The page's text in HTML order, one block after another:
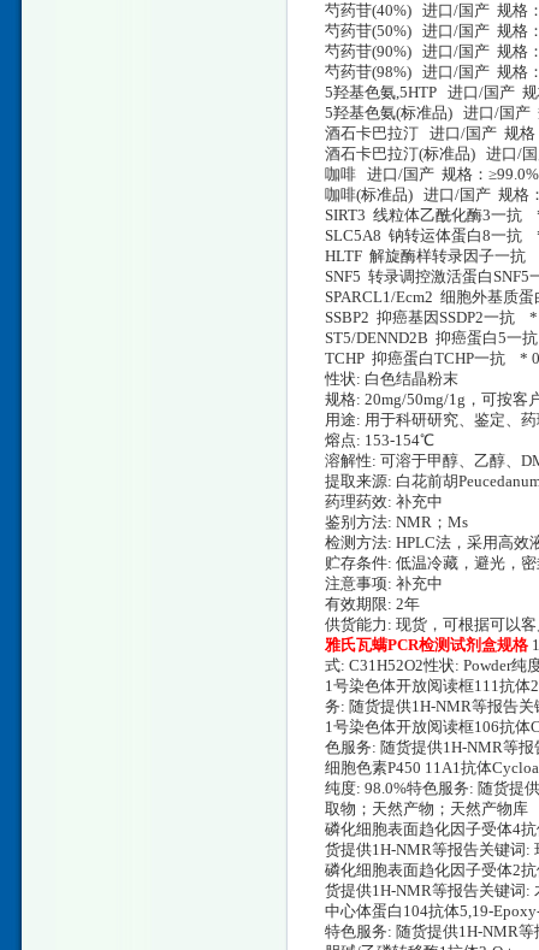
芍药苷(40%) 进口/国产 规格
芍药苷(50%) 进口/国产 规格
芍药苷(90%) 进口/国产 规格
芍药苷(98%) 进口/国产 规格
5羟基色氨,5HTP 进口/国产
5羟基色氨(标准品) 进口/国产
酒石卡巴拉汀 进口/国产 规格
酒石卡巴拉汀(标准品) 进口/
咖啡 进口/国产 规格：
咖啡(标准品) 进口/国产 规格
SIRT3 线粒体乙酰化酶3一抗
SLC5A8 钠转运体蛋白8一抗
HLTF 解旋酶样转录因子一抗
SNF5 转录调控激活蛋白
SPARCL1/Ecm2 细胞外基质
SSBP2 抑癌基因SSDP2一抗 *
ST5/DENND2B 抑癌蛋白5一
TCHP 抑癌蛋白TCHP一抗 *
性状: 白色结晶粉末
规格: 20mg/50mg/1g，可按客
用途: 用于科研研究、鉴定、
熔点: 153-154℃
溶解性: 可溶于甲醇、乙醇、
提取来源: 白花前胡
药理药效: 补充中
鉴别方法: NMR；Ms
检测方法: HPLC法，采用高效
贮存条件: 低温冷藏，避光，
注意事项: 补充中
有效期限: 2年
供货能力: 现货，可根据可以
雅氏瓦螨PCR检测试剂盒规格
式: C31H52O2性状: Powder
1号染色体开放阅读框111抗体
务: 随货提供1H-NMR等报告
1号染色体开放阅读框106抗体
色服务: 随货提供1H-NMR等
细胞色素P450 11A1抗体
纯度: 98.0%特色服务: 随货提
取物；天然产物；天然产物库
磷化细胞表面趋化因子受体4
货提供1H-NMR等报告关键词:
磷化细胞表面趋化因子受体2
货提供1H-NMR等报告关键词:
中心体蛋白104抗体5,19-
特色服务: 随货提供1H-NMR